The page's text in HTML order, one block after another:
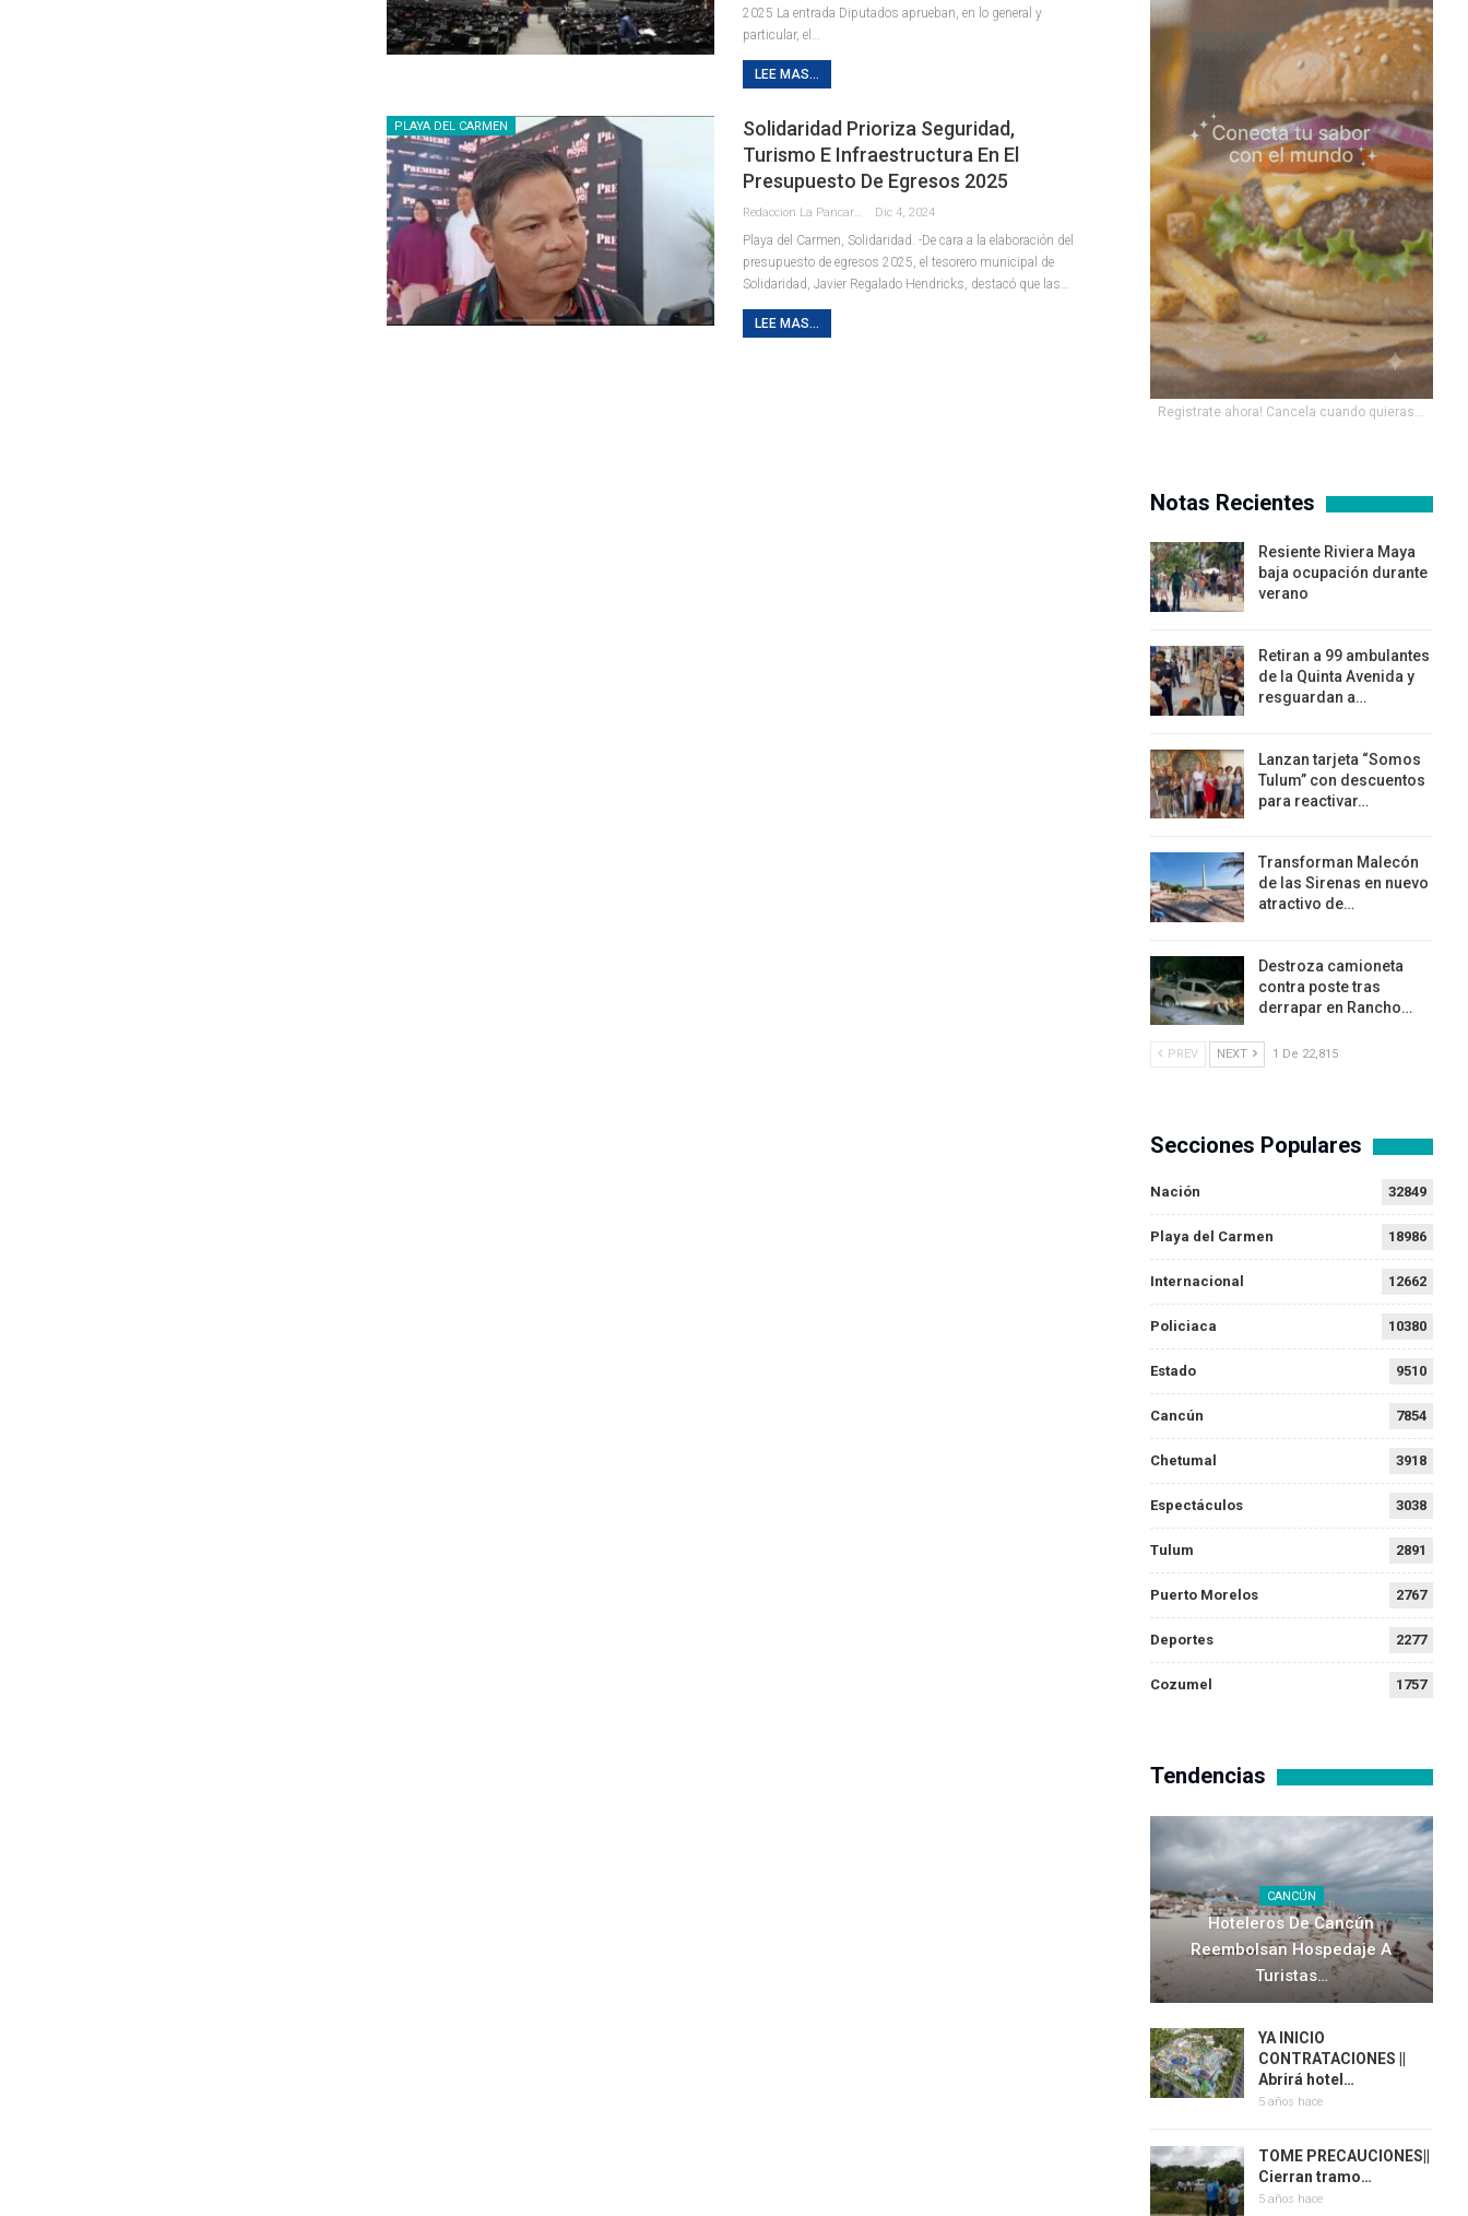
2025 La entrada Diputados aprueban, en lo general y
particular, el…
LEE MAS...
PLAYA DEL CARMEN
Solidaridad Prioriza Seguridad,
Turismo E Infraestructura En El
Presupuesto De Egresos 2025
Dic 4, 2024
Playa del Carmen, Solidaridad. -De cara a la elaboración del
presupuesto de egresos 2025, el tesorero municipal de
Solidaridad, Javier Regalado Hendricks, destacó que las
LEE MAS...
Registrate ahora! Cancela cuando quieras...
Notas Recientes
Resiente Riviera Maya
baja ocupación durante
verano
Retiran a 99 ambulantes
de la Quinta Avenida y
resguardan a…
Lanzan tarjeta “Somos
Tulum” con descuentos
para reactivar…
Transforman Malecón
de las Sirenas en nuevo
atractivo de…
Destroza camioneta
contra poste tras
derrapar en Rancho…
PREV NEXT 1 De 22,815
Secciones Populares
Nación 32849
Playa del Carmen 18986
Internacional 12662
Policiaca 10380
Estado 9510
Cancún 7854
Chetumal 3918
Espectáculos 3038
Tulum 2891
Puerto Morelos 2767
Deportes 2277
Cozumel 1757
Tendencias
CANCÚN
Hoteleros De Cancún
Reembolsan Hospedaje A
Turistas…
YA INICIO
CONTRATACIONES ||
Abrirá hotel…
5 años hace
TOME PRECAUCIONES||
Cierran tramo…
5 años hace